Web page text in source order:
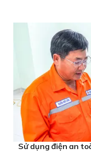
Sử dụng điện an